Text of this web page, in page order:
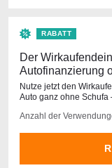
RABATT
Der
Autofinanzierung
Nutze jetzt den
Auto ganz ohne Schufa
Anzahl der